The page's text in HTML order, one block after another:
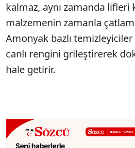
kalmaz, aynı zamanda
malzemenin zamanla
Amonyak bazlı temizleyiciler
canlı rengini grileştirerek
hale getirir.